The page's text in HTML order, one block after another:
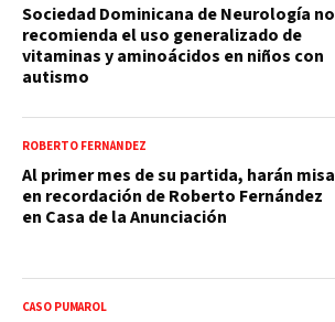
Sociedad Dominicana de Neurología no
recomienda el uso generalizado de
vitaminas y aminoácidos en niños con
autismo
ROBERTO FERNÁNDEZ
Al primer mes de su partida, harán misa
en recordación de Roberto Fernández
en Casa de la Anunciación
CASO PUMAROL